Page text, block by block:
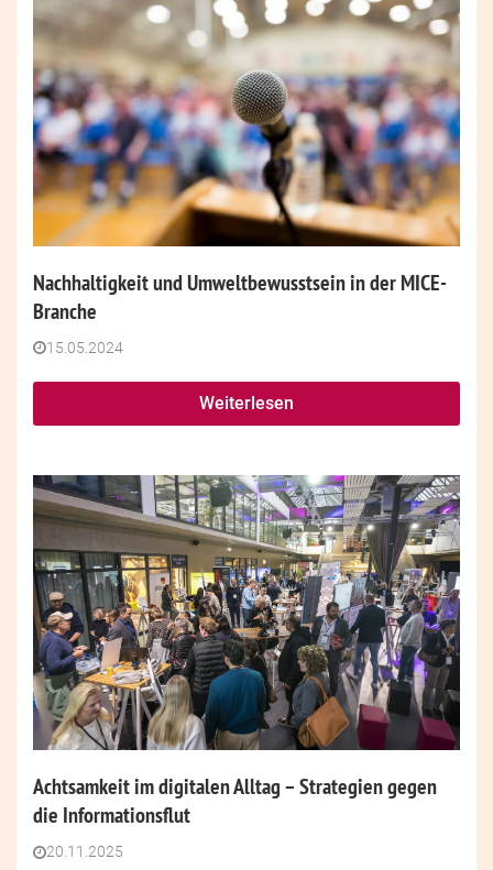
Nachhaltigkeit und Umweltbewusstsein in der MICE-
Branche
15.05.2024
Weiterlesen
Achtsamkeit im digitalen Alltag – Strategien gegen
die Informationsflut
20.11.2025